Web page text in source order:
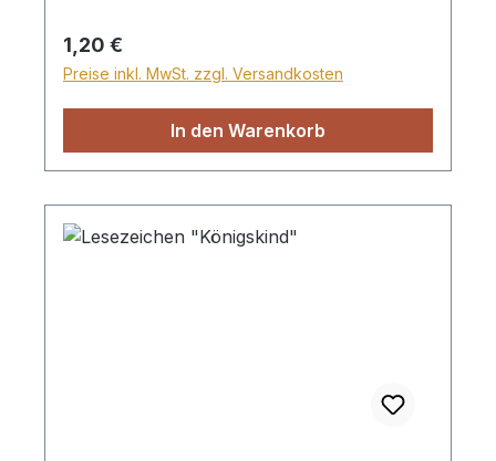
Regulärer Preis:
1,20 €
Preise inkl. MwSt. zzgl. Versandkosten
In den Warenkorb